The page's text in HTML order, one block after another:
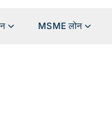
MSME लोन